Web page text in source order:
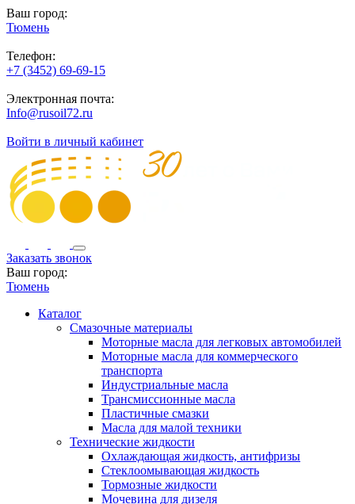
Ваш город:
Тюмень
Телефон:
+7 (3452) 69-69-15
Электронная почта:
Info@rusoil72.ru
Войти в личный кабинет
Заказать звонок
Ваш город:
Тюмень
Каталог
Смазочные материалы
Моторные масла для легковых автомобилей
Моторные масла для коммерческого
транспорта
Индустриальные масла
Трансмиссионные масла
Пластичные смазки
Масла для малой техники
Технические жидкости
Охлаждающая жидкость, антифризы
Стеклоомывающая жидкость
Тормозные жидкости
Мочевина для дизеля